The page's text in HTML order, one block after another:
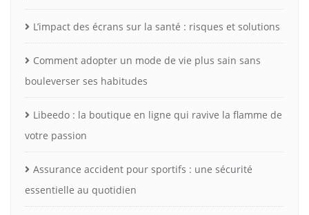
L’impact des écrans sur la santé : risques et solutions
Comment adopter un mode de vie plus sain sans
bouleverser ses habitudes
Libeedo : la boutique en ligne qui ravive la flamme de
votre passion
Assurance accident pour sportifs : une sécurité
essentielle au quotidien